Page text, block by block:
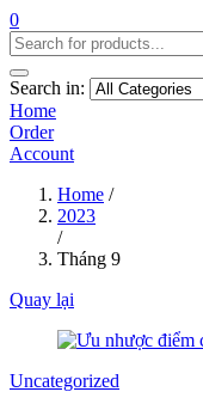
0
Search in:
Home
Order
Account
Home /
2023
/
Tháng 9
Quay lại
Uncategorized